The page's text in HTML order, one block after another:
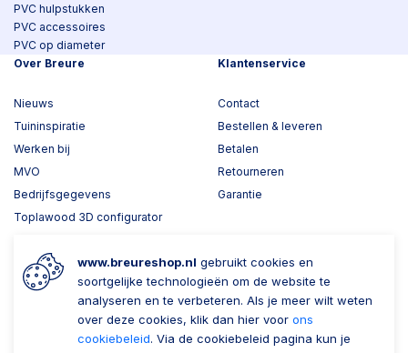
PVC hulpstukken
PVC accessoires
PVC op diameter
Over Breure
Nieuws
Tuininspiratie
Werken bij
MVO
Bedrijfsgegevens
Toplawood 3D configurator
Klantenservice
Contact
Bestellen & leveren
Betalen
Retourneren
Garantie
Wil je ons volgen? Zaken doen met Breure
Zakelijk bestellen
Account aanmaken
www.breureshop.nl gebruikt cookies en
soortgelijke technologieën om de website te
analyseren en te verbeteren. Als je meer wilt weten
over deze cookies, klik dan hier voor ons
cookiebeleid. Via de cookiebeleid pagina kun je